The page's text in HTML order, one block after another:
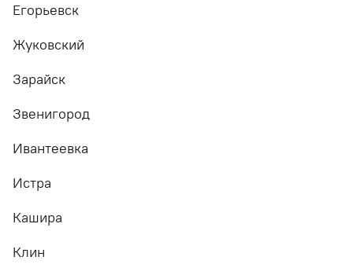
Егорьевск
Жуковский
Зарайск
Звенигород
Ивантеевка
Истра
Кашира
Клин